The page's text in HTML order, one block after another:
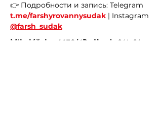
👉 Подробности и запись: Telegram
t.me/farshyrovannysudak | Instagram
@farsh_sudak
Mikulášska 6652/1B, Hrad, 811 01